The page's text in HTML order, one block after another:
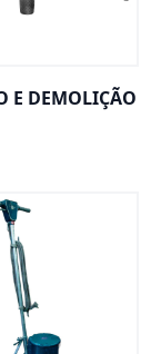
E DEMOLIÇÃO